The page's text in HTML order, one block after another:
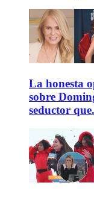
La honesta
sobre
seductor